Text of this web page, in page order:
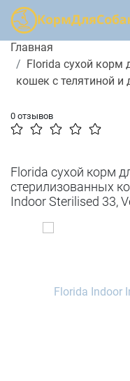
Главная
Florida сухой корм
кошек с телятиной и
0 отзывов
Florida сухой корм
стерилизованных
Indoor Sterilised 33,